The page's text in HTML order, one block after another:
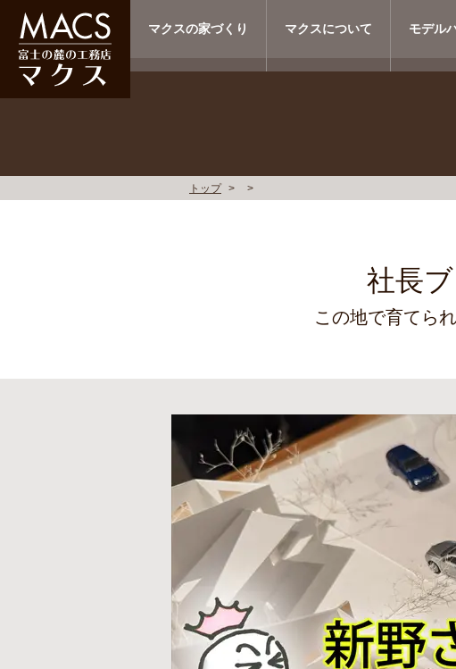
マクスの家づくり マクスについて モデル
トップ
社長
この地で育てら